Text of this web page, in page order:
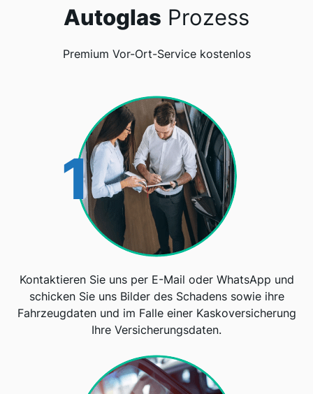
Autoglas Prozess
Premium Vor-Ort-Service kostenlos
1
Kontaktieren Sie uns per E-Mail oder WhatsApp und
schicken Sie uns Bilder des Schadens sowie ihre
Fahrzeugdaten und im Falle einer Kaskoversicherung
Ihre Versicherungsdaten.